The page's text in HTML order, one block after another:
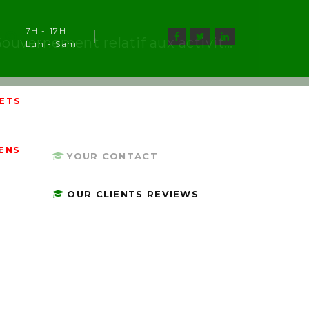
7H - 17H
Lun - Sam
« Communiqué du Gouvernement relatif aux activités de l’opérateur YANGO au Togo »
YOUR CONTACT
OUR CLIENTS REVIEWS